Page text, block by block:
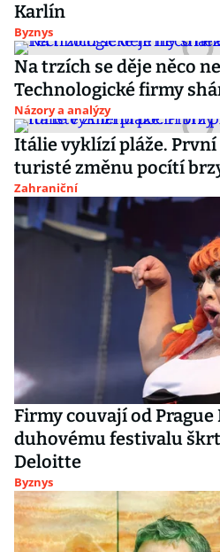
Karlín
Byznys
Na trzích se děje něco
Technologické firmy
Názory a analýzy
Itálie vyklízí pláže.
turisté změnu pocítí
Zahraniční
Firmy couvají od
duhovému festivalu
Deloitte
Byznys